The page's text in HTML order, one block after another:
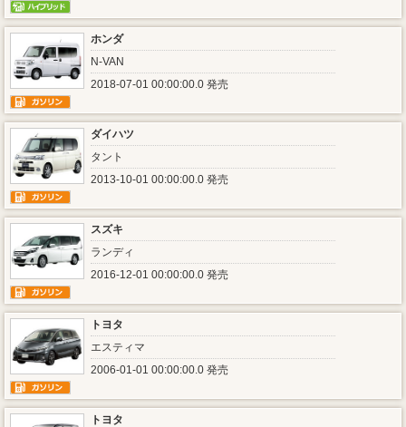
ホンダ
N-VAN
2018-07-01 00:00:00.0 発売
ダイハツ
タント
2013-10-01 00:00:00.0 発売
スズキ
ランディ
2016-12-01 00:00:00.0 発売
トヨタ
エスティマ
2006-01-01 00:00:00.0 発売
トヨタ